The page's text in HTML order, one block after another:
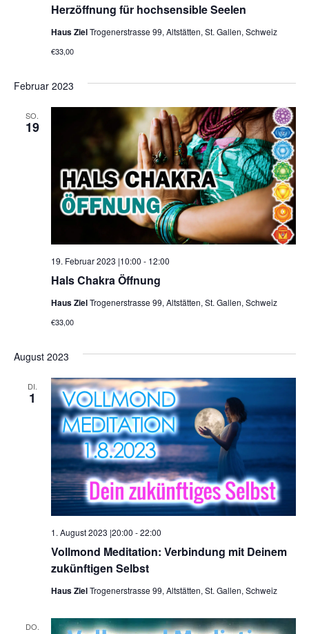
Herzöffnung für hochsensible Seelen
Haus ZielTrogenerstrasse 99, Altstätten, St. Gallen, Schweiz
€33,00
Februar 2023
SO.
19
Hals Chakra Öffnung
19. Februar 2023 |10:00 - 12:00
Haus ZielTrogenerstrasse 99, Altstätten, St. Gallen, Schweiz
€33,00
August 2023
DI.
1
Vollmond Meditation: Verbindung mit Deinem
zukünftigen Selbst
1. August 2023 |20:00 -22:00
Haus ZielTrogenerstrasse 99, Altstätten, St. Gallen, Schweiz
DO.